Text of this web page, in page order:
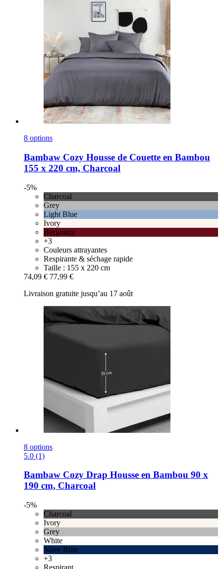
8 options
Bambaw Cozy Housse de Couette en Bambou
155 x 220 cm, Charcoal
-5%
Charcoal
Grey
Light Blue
Ivory
Burgundy
+3
Couleurs attrayantes
Respirante & séchage rapide
Taille : 155 x 220 cm
74,09 € 77,99 €
Livraison gratuite jusqu’au 17 août
8 options
5.0 (1)
Bambaw Cozy Drap Housse en Bambou 90 x
190 cm, Charcoal
-5%
Charcoal
Ivory
Grey
White
Navy Blue
+3
Respirant